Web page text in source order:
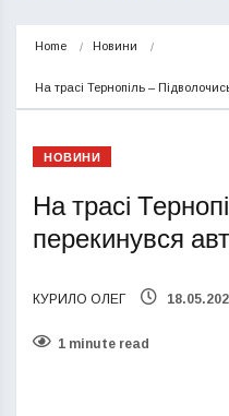
Home Новини
На трасі Тернопіль –
НОВИНИ
На трасі
перекинувся
КУРИЛО ОЛЕГ
1 minute read